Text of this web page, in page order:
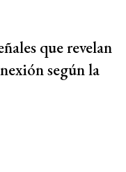
que revelan
según la